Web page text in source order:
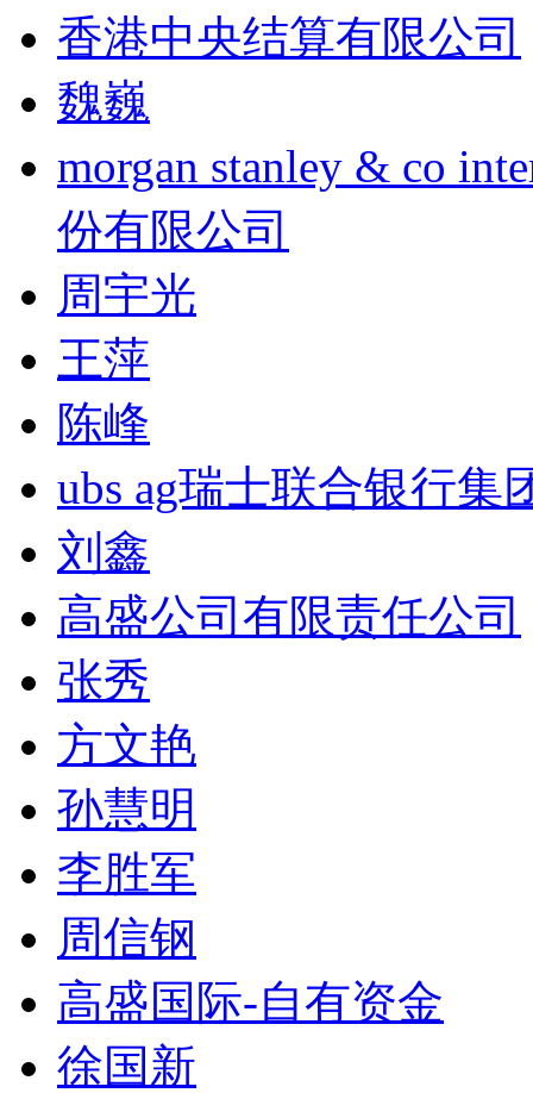
香港中央结算有限公司
魏巍
morgan stanley & co
份有限公司
周宇光
王萍
陈峰
ubs ag瑞士联合银行集
刘鑫
高盛公司有限责任公司
张秀
方文艳
孙慧明
李胜军
周信钢
高盛国际-自有资金
徐国新